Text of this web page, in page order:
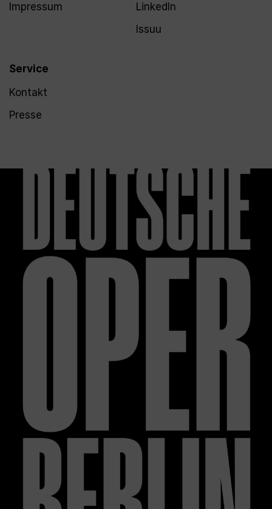
Impressum
Service
Kontakt
Presse
LinkedIn
Issuu